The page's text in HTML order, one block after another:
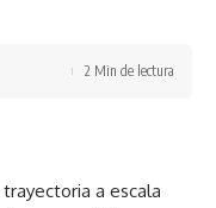
2 Min de lectura
a escala